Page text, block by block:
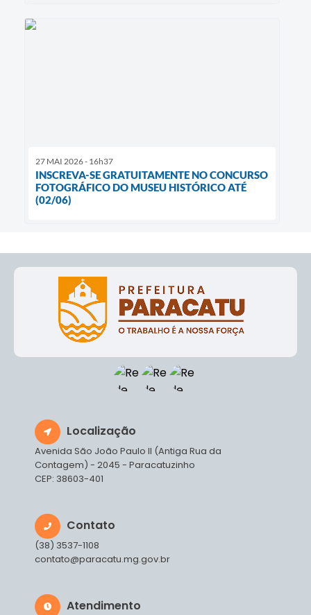
27 MAI 2026 - 16h37
INSCREVA-SE GRATUITAMENTE NO CONCURSO
FOTOGRÁFICO DO MUSEU HISTÓRICO ATÉ
(02/06)
Localização
Avenida São João Paulo II (Antiga Rua da
Contagem) - 2045 - Paracatuzinho
CEP: 38603-401
Contato
(38) 3537-1108
contato@paracatu.mg.gov.br
Atendimento